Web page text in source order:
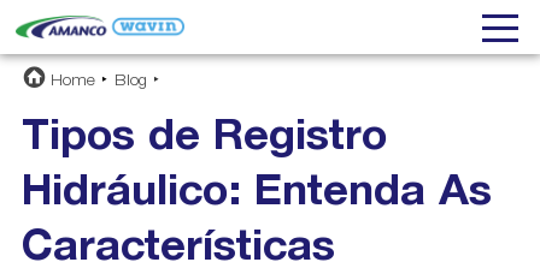
Home Blog
Tipos de Registro
Hidráulico: Entenda As
Características